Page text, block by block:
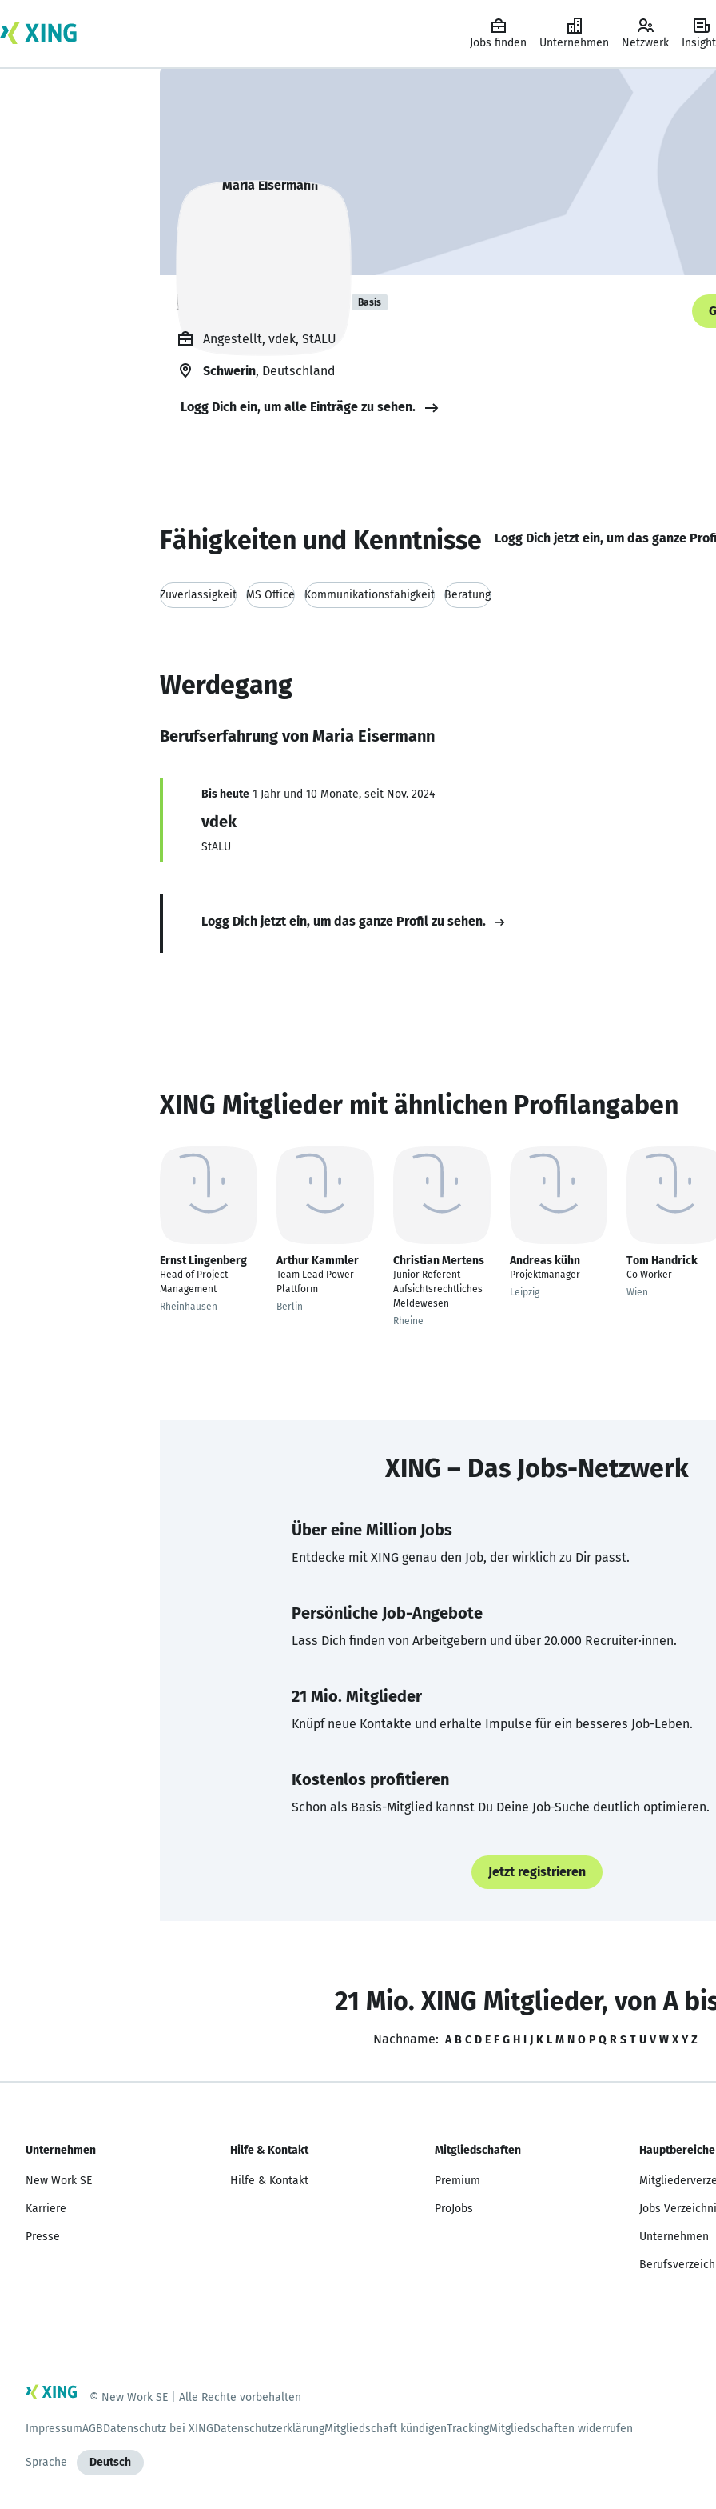
Jobs finden Unternehmen Netzwerk
Maria Eisermann Basis
Angestellt, vdek, StALU
Schwerin, Deutschland
Logg Dich ein, um alle Einträge zu sehen.
Fähigkeiten und Kenntnisse Logg Dich jetzt ein, um das ganze
Zuverlässigkeit MS Office Kommunikationsfähigkeit Beratung
Werdegang
Berufserfahrung von Maria Eisermann
Bis heute 1 Jahr und 10 Monate, seit Nov. 2024
vdek
StALU
Logg Dich jetzt ein, um das ganze Profil zu sehen.
XING Mitglieder mit ähnlichen Profilangaben
Ernst Lingenberg
Head of Project
Management
Rheinhausen
Arthur Kammler
Team Lead Power
Plattform
Berlin
Christian Mertens
Junior Referent
Aufsichtsrechtliches
Meldewesen
Rheine
Andreas kühn
Projektmanager
Leipzig
Tom Handrick
Co Worker
Wien
XING – Das Jobs-Netzwerk
Über eine Million Jobs
Entdecke mit XING genau den Job, der wirklich zu Dir passt.
Persönliche Job-Angebote
Lass Dich finden von Arbeitgebern und über 20.000 Recruiter·innen.
21 Mio. Mitglieder
Knüpf neue Kontakte und erhalte Impulse für ein besseres Job-Leben.
Kostenlos profitieren
Schon als Basis-Mitglied kannst Du Deine Job-Suche deutlich optimieren.
Jetzt registrieren
21 Mio. XING Mitglieder, von A
Nachname: A B C D E F G H I J K L M N O P Q R S T U V W X Y Z
Unternehmen
New Work SE
Karriere
Presse
Hilfe & Kontakt
Hilfe & Kontakt
Mitgliedschaften
Premium
ProJobs
Hauptbereiche
Jobs
Unternehmen
© New Work SE | Alle Rechte vorbehalten
ImpressumAGBDatenschutz bei XINGDatenschutzerklärungMitgliedschaft kündigenTrackingMitgliedschaften widerrufen
Sprache Deutsch